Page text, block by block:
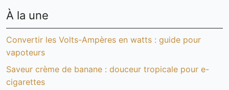
À la une
Convertir les Volts-Ampères en watts : guide pour
vapoteurs
Saveur crème de banane : douceur tropicale pour e-
cigarettes